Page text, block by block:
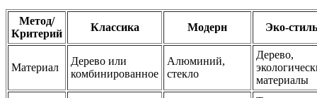
Метод/
Критерий
Классика Модерн Эко-стиль
Материал
Дерево или
комбинированное
Алюминий,
стекло
Дерево,
материалы